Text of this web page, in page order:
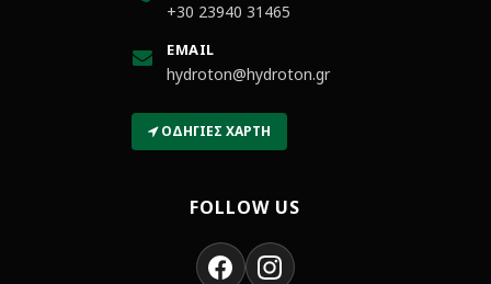
+30 23940 31465
EMAIL
hydroton@hydroton.gr
ΟΔΗΓΊΕΣ ΧΆΡΤΗ
FOLLOW US